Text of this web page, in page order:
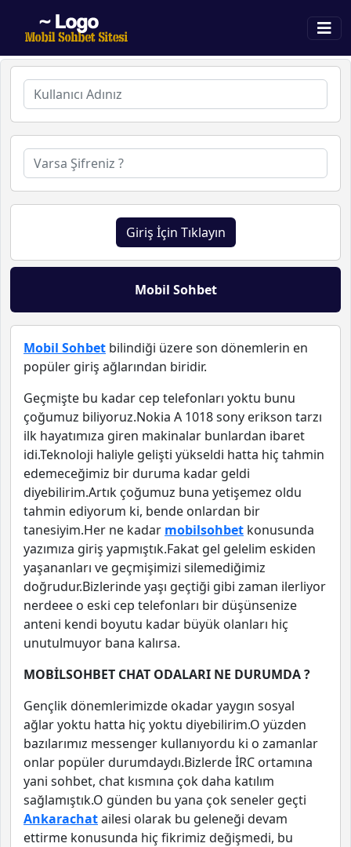
Giriş İçin Tıklayın
Mobil Sohbet
Mobil Sohbet bilindiği üzere son dönemlerin en
popüler giriş ağlarından biridir.
Geçmişte bu kadar cep telefonları yoktu bunu
çoğumuz biliyoruz.Nokia A 1018 sony erikson tarzı
ilk hayatımıza giren makinalar bunlardan ibaret
idi.Teknoloji haliyle gelişti yükseldi hatta hiç tahmin
edemeceğimiz bir duruma kadar geldi
diyebilirim.Artık çoğumuz buna yetişemez oldu
tahmin ediyorum ki, bende onlardan bir
tanesiyim.Her ne kadar mobilsohbet konusunda
yazımıza giriş yapmıştık.Fakat gel gelelim eskiden
yaşananları ve geçmişimizi silemediğimiz
doğrudur.Bizlerinde yaşı geçtiği gibi zaman ilerliyor
nerdeee o eski cep telefonları bir düşünsenize
anteni kendi boyutu kadar büyük olanları hiç
unutulmuyor bana kalırsa.
MOBİLSOHBET CHAT ODALARI NE DURUMDA ?
Gençlik dönemlerimizde okadar yaygın sosyal
ağlar yoktu hatta hiç yoktu diyebilirim.O yüzden
bazılarımız messenger kullanıyordu ki o zamanlar
onlar popüler durumdaydı.Bizlerde İRC ortamına
yani sohbet, chat kısmına çok daha katılım
sağlamıştık.O günden bu yana çok seneler geçti
Ankarachatailesi olarak bu geleneği devam
ettirme konusunda hiç fikrimiz değişmedi, bu